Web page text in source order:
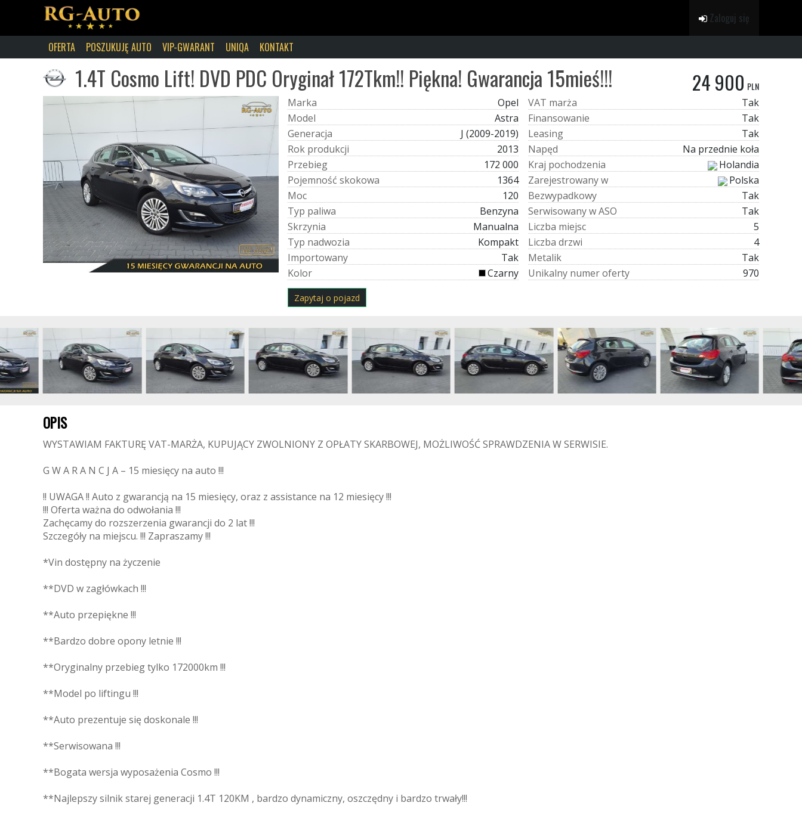
Zaloguj się
OFERTA POSZUKUJĘ AUTO VIP-GWARANT UNIQA KONTAKT
1.4T Cosmo Lift! DVD PDC Oryginał 172Tkm!! Piękna! Gwarancja 15mieś!!! 24 900 PLN
Marka
Opel
Model
Astra
Generacja
J (2009-2019)
Rok produkcji
2013
Przebieg
172 000
Pojemność skokowa
1364
Moc
120
Typ paliwa
Benzyna
Skrzynia
Manualna
Typ nadwozia
Kompakt
Importowany
Tak
Kolor Czarny
VAT marża
Tak
Finansowanie
Tak
Leasing
Tak
Napęd
Na przednie koła
Kraj pochodzenia
Holandia
Zarejestrowanyw
Polska
Bezwypadkowy
Tak
SerwisowanywASO
Tak
Liczba miejsc
5
Liczba drzwi
4
Metalik
Tak
Unikalny numeroferty 970
Zapytaj o pojazd
OPIS
WYSTAWIAM FAKTURĘ VAT-MARŻA, KUPUJĄCY ZWOLNIONY Z OPŁATY SKARBOWEJ, MOŻLIWOŚĆ SPRAWDZENIA W SERWISIE.
G W A R A N C J A – 15 miesięcy na auto !!!
!! UWAGA !! Auto z gwarancją na 15 miesięcy, oraz z assistance na 12 miesięcy !!!
!!! Oferta ważna do odwołania !!!
Zachęcamy do rozszerzenia gwarancji do 2 lat !!!
Szczegóły na miejscu. !!! Zapraszamy !!!
*Vin dostępny na życzenie
**DVD w zagłówkach !!!
**Auto przepiękne !!!
**Bardzo dobre opony letnie !!!
**Oryginalny przebieg tylko 172000km !!!
**Model po liftingu !!!
**Auto prezentuje się doskonale !!!
**Serwisowana !!!
**Bogata wersja wyposażenia Cosmo !!!
**Najlepszy silnik starej generacji 1.4T 120KM , bardzo dynamiczny, oszczędny i bardzo trwały!!!